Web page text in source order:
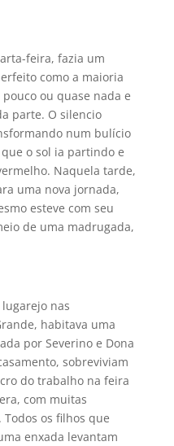
feira, fazia um
como a maioria
ou quase nada e
parte. O silencio
num bulício
o sol ia partindo e
Naquela tarde,
uma nova jornada,
esteve com seu
de uma madrugada,
nas
habitava uma
por Severino e Dona
sobreviviam
do trabalho na feira
com muitas
os filhos que
enxada levantam